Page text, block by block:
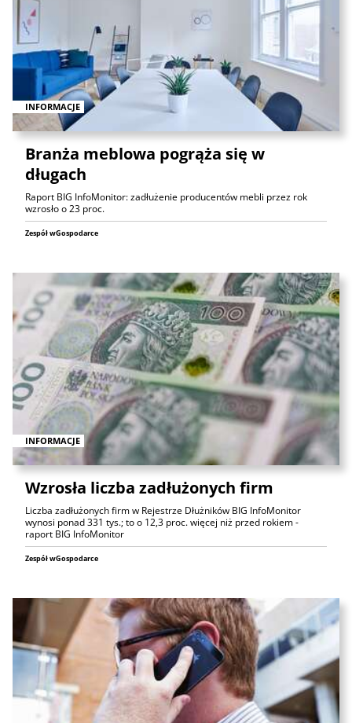
INFORMACJE
Branża meblowa pogrąża się w
długach
Raport BIG InfoMonitor: zadłużenie producentów mebli przez rok
wzrosło o 23 proc.
Zespół wGospodarce
INFORMACJE
Wzrosła liczba zadłużonych firm
Liczba zadłużonych firm w Rejestrze Dłużników BIG InfoMonitor
wynosi ponad 331 tys.; to o 12,3 proc. więcej niż przed rokiem -
raport BIG InfoMonitor
Zespół wGospodarce